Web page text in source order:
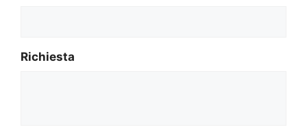
Richiesta